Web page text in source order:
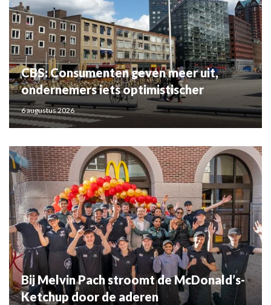
CBS: Consumenten geven meer uit,
ondernemers iets optimistischer
6 augustus 2026
Bij Melvin Pach stroomt de McDonald’s-
Ketchup door de aderen